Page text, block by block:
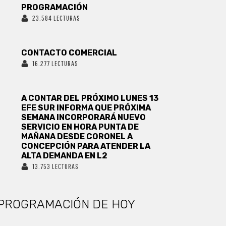
PROGRAMACIÓN
23.584 LECTURAS
CONTACTO COMERCIAL
16.277 LECTURAS
A CONTAR DEL PRÓXIMO LUNES 13
EFE SUR INFORMA QUE PRÓXIMA
SEMANA INCORPORARÁ NUEVO
SERVICIO EN HORA PUNTA DE
MAÑANA DESDE CORONEL A
CONCEPCIÓN PARA ATENDER LA
ALTA DEMANDA EN L2
13.753 LECTURAS
DE HOY